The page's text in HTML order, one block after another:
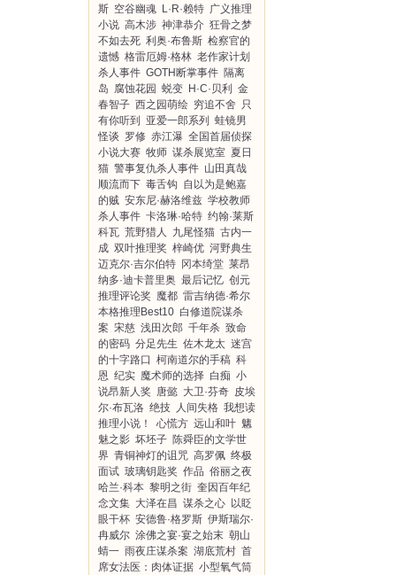
斯 空谷幽魂 L·R·赖特 广义推理
小说 高木涉 神津恭介 狂骨之梦
不如去死 利奥·布鲁斯 检察官的
遗憾 格雷厄姆·格林 老作家计划
杀人事件 GOTH断掌事件 隔离
岛 腐蚀花园 蜕变 H·C·贝利
金
春智子 西之园萌绘 穷追不舍 只
有你听到
亚爱一郎系列
蛙镜男
怪谈 罗修 赤江瀑 全国首届侦探
小说大赛 牧师 谋杀展览室 夏日
猫 警事复仇杀人事件 山田真哉
顺流而下 毒舌钩 自以为是鲍嘉
的贼 安东尼·赫洛维兹 学校教师
杀人事件 卡洛琳·哈特 约翰·莱斯
科瓦 荒野猎人 九尾怪猫 古内一
成 双叶推理奖 梓崎优 河野典生
迈克尔·吉尔伯特 冈本绮堂 莱昂
纳多·迪卡普里奥 最后记忆 创元
推理评论奖 魔都 雷吉纳德·希尔
本格推理Best10 白修道院谋杀
案 宋慈 浅田次郎 千年杀 致命
的密码 分足先生 佐木龙太 迷宫
的十字路口 柯南道尔的手稿 科
恩 纪实 魔术师的选择 白痴 小
说昂新人奖 唐懿 大卫·芬奇 皮埃
尔·布瓦洛 绝技 人间失格 我想读
推理小说！
心慌方 远山和叶 魑
魅之影 坏坯子 陈舜臣的文学世
界 青铜神灯的诅咒 高罗佩 终极
面试 玻璃钥匙奖 作品 俗丽之夜
哈兰·科本 黎明之街 奎因百年纪
念文集 大泽在昌 谋杀之心 以眨
眼干杯 安德鲁·格罗斯 伊斯瑞尔·
冉威尔 涂佛之宴·宴之始末 朝山
蜻一 雨夜庄谋杀案 湖底荒村 首
席女法医：肉体证据 小型氧气筒